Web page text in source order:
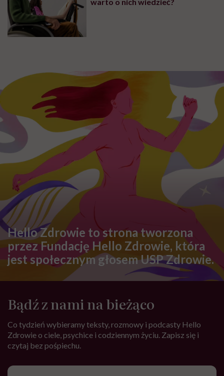
Hello Zdrowie to strona tworzona
przez Fundację Hello Zdrowie, która
jest społecznym głosem USP Zdrowie.
Bądź z nami na bieżąco
Co tydzień wybieramy teksty, rozmowy i podcasty Hello
Zdrowie o ciele, psychice i codziennym życiu. Zapisz się i
czytaj bez pośpiechu.
Adres